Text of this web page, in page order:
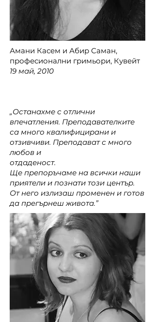
Амани Касем и Абир Саман,
професионални гримьори, Кувейт
19 май, 2010
„Останахме с отлични
впечатления. Преподавателките
са много квалифицирани и
отзивчиви. Преподават с много
любов и
отдаденост.
Ще препоръчаме на всички наши
приятели и познати този център.
От него излизаш променен и готов
да прегърнеш живота.”